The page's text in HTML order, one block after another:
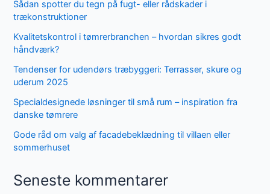
Sådan spotter du tegn på fugt- eller rådskader i
trækonstruktioner
Kvalitetskontrol i tømrerbranchen – hvordan sikres godt
håndværk?
Tendenser for udendørs træbyggeri: Terrasser, skure og
uderum 2025
Specialdesignede løsninger til små rum – inspiration fra
danske tømrere
Gode råd om valg af facadebeklædning til villaen eller
sommerhuset
Seneste kommentarer